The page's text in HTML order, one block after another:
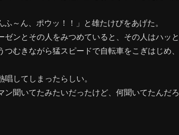
～ん、ポウッ！！」と雄たけびをあげた。
ンとその人をみつめていると、その人はハッと
むきながら猛スピードで自転車をこぎはじめ、
してしまったらしい。
聞いてたみたいだったけど、何聞いてたんだろ